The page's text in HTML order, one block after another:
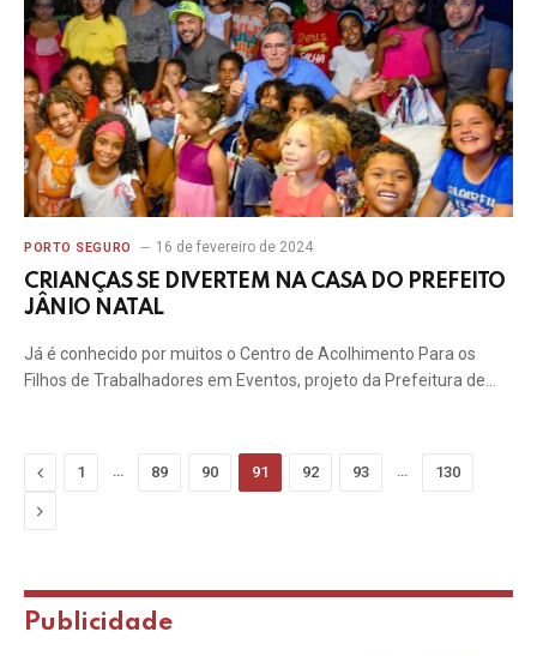
PORTO SEGURO 16 de fevereiro de 2024
CRIANÇAS SE DIVERTEM NA CASA DO PREFEITO
JÂNIO NATAL
Já é conhecido por muitos o Centro de Acolhimento Para os
Filhos de Trabalhadores em Eventos, projeto da Prefeitura de…
Previous
1 … 89 90 91 92 93 … 130
Next
Publicidade